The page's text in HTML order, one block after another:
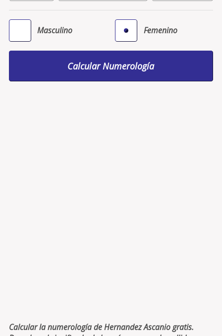
Masculino Femenino
Calcular la numerología de Hernandez Ascanio gratis.